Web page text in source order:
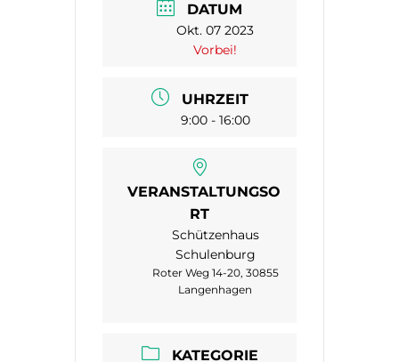
DATUM
Okt. 07 2023
Vorbei!
UHRZEIT
9:00 - 16:00
VERANSTALTUNGSO
RT
Schützenhaus
Schulenburg
Roter Weg 14-20, 30855
Langenhagen
KATEGORIE